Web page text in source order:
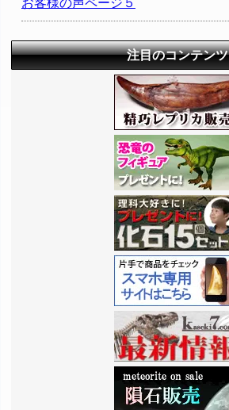
お客様の声ページ５
注目のコンテンツ